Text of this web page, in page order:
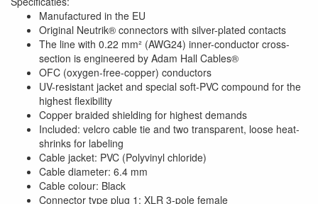
Manufactured in the EU
Original Neutrik® connectors with silver-plated contacts
The line with 0.22 mm² (AWG24) inner-conductor cross-
section is engineered by Adam Hall Cables®
OFC (oxygen-free-copper) conductors
UV-resistant jacket and special soft-PVC compound for the
highest flexibility
Copper braided shielding for highest demands
Included: velcro cable tie and two transparent, loose heat-
shrinks for labeling
Cable jacket: PVC (Polyvinyl chloride)
Cable diameter: 6.4 mm
Cable colour: Black
Connector type plug 1: XLR 3-pole female